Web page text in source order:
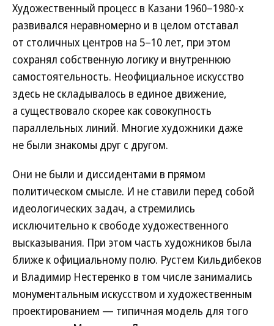
Художественный процесс в Казани 1960–1980-х
развивался неравномерно и в целом отставал
от столичных центров на 5–10 лет, при этом
сохранял собственную логику и внутреннюю
самостоятельность. Неофициальное искусство
здесь не складывалось в единое движение,
а существовало скорее как совокупность
параллельных линий. Многие художники даже
не были знакомы друг с другом.
Они не были и диссидентами в прямом
политическом смысле. И не ставили перед собой
идеологических задач, а стремились
исключительно к свободе художественного
высказывания. При этом часть художников была
ближе к официальному полю. Рустем Кильдибеков
и Владимир Нестеренко в том числе занимались
монументальным искусством и художественным
проектированием — типичная модель для того